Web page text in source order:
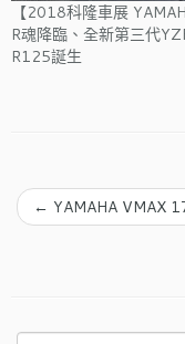
【2018科隆車展
R魂降臨、全新第三代
R125誕生
← YAMAHA VMAX